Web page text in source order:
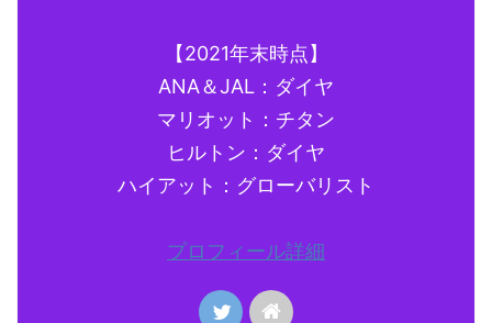
【2021年末時点】
ANA＆JAL：ダイヤ
マリオット：チタン
ヒルトン：ダイヤ
ハイアット：グローバリスト
プロフィール詳細